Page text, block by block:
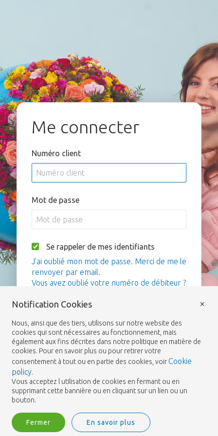
Me connecter
Numéro client
Mot de passe
Se rappeler de mes identifiants
J'ai oublié mon mot de passe. Merci de me le
renvoyer par email.
Vous avez oublié votre numéro de débiteur ?
Notification Cookies
Nous, ainsi que des tiers, utilisons sur notre website des
cookies qui sont nécessaires au fonctionnement, mais
également aux fins décrites dans notre politique en matière de
cookies. Pour en savoir plus ou pour retirer votre
consentement à tout ou en partie des cookies, voirCookie
policy.
Vous acceptez l utilisation de cookies en fermant ou en
supprimant cette bannière ou en cliquant sur un lien ou un
bouton.
Fermer En savoir plus
×